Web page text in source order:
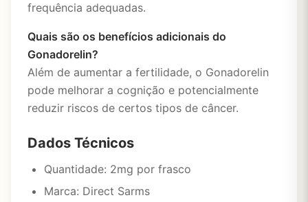
frequência adequadas.
Quais são os benefícios adicionais do
Gonadorelin?
Além de aumentar a fertilidade, o Gonadorelin
pode melhorar a cognição e potencialmente
reduzir riscos de certos tipos de câncer.
Dados Técnicos
Quantidade: 2mg por frasco
Marca: Direct Sarms